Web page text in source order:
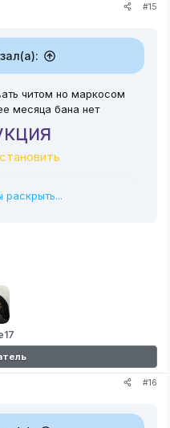
#15
читом но маркосом
месяца бана нет
или
#16